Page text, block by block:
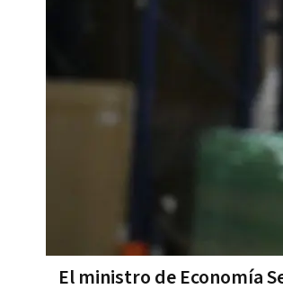
El ministro de Economía